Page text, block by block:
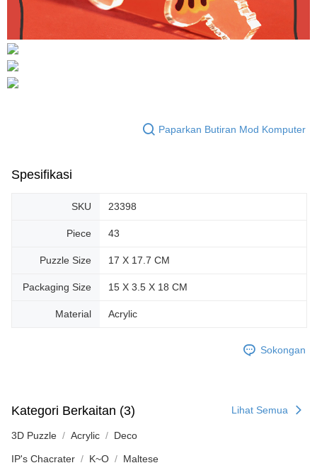
Paparkan Butiran Mod Komputer
Spesifikasi
SKU 23398
Piece 43
Puzzle Size 17 X 17.7 CM
Packaging Size 15 X 3.5 X 18 CM
Material Acrylic
Sokongan
Kategori Berkaitan (3) Lihat Semua
3D Puzzle Acrylic Deco
IP's Chacrater K~O Maltese